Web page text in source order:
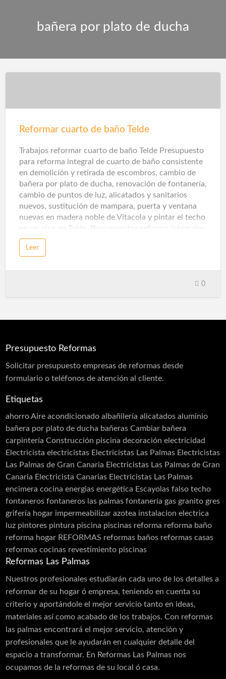
bañera por plato de ducha
Reformar cuarto de baño Telde
Trabajos reformar cuarto de baño Telde Presupuesto
para reforma integral de cuarto de baño consistente
en demolición y retirada de escombros, cambio de
bañera por plato de ducha, renovación de fontanería,
cambio de puntos de luz, alicatados y sanitarios
nuevos, sustitución de mampara, puerta y ventana
nuevas en madera noble de Vitacola y pintar el techo
en un piso en Telde. Presupuestos reforma integrales
Baño en Las Palmas DICERMA pavimentos Las
PalmasReforma integral baño Las PalmasReformas
Leer
0
Presupuesto Reformas
Solicitar presupuestoempresas de reformas desde
formulario o teléfonos de atención al cliente.
Etiquetas
ahorro Aire acondicionado albañilería alicatados aluminio
bañera por plato de ducha bañeras Cambiar bañera
carpintería Construcción piscina decoración electricidad
Electricista electricistas Electricistas Las Palmas Electricistas
Las Palmas de Gran Canaria Electricistas Las Palmas de Gran
Canaria Electricista Canarias Electricistas Las Palmas
encimera cocina energias energética Escayolas falso techo
fontaneros fontaneros las palmas fontanería gas granito gres
grifería hogar impermeabilizar azotea instalacion electrica
luz pintores pintura piscina piscinas reforma reforma baño
reforma hogar REFORMAS reformas baños reformas casas
reformas cocinas revestimiento piscinas
Reformas Las Palmas
Nuestros profesionales estudiarán cada uno de los detalles a
reformar de su hogar ó empresa, teniendo en cuenta su
criterio y aportándole el mejor servicio tanto en ideas,
materiales así como acabado de los trabajos. Con reformas
las palmas encontrará el mejor servicio, atención y
profesionales que le ayudarán en cualquier detalle del
espacio a transformar. En Reformas Las Palmas nos
ocupamos de la reformas de su local ó casa.